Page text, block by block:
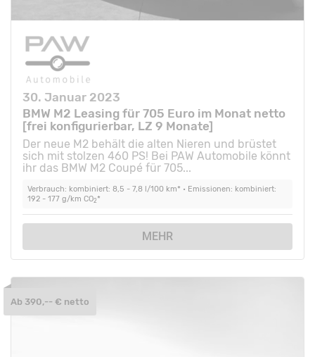
30. Januar 2023
BMW M2 Leasing für 705 Euro im Monat netto
[frei konfigurierbar, LZ 9 Monate]
Der neue M2 behält die alten Nieren und brüstet
sich mit stolzen 460 PS! Bei PAW Automobile könnt
ihr das BMW M2 Coupé für 705...
Verbrauch: kombiniert: 8,5 - 7,8 l/100 km* • Emissionen: kombiniert:
192 - 177 g/km CO2*
MEHR
Ab 390,-- € netto